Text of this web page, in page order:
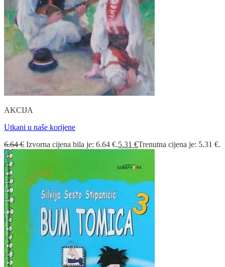
AKCIJA
Utkani u naše korijene
6.64€ Izvorna cijena bila je: 6.64 €.5.31 €Trenutna cijena je: 5.31 €.